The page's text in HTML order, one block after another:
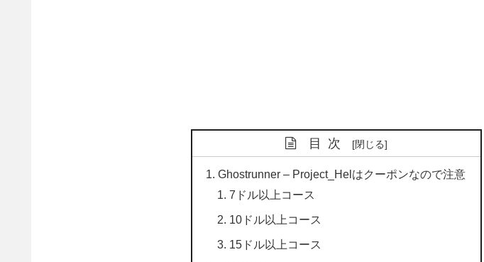
目次
Ghostrunner – Project_Helはクーポンなので注意
7ドル以上コース
10ドル以上コース
15ドル以上コース